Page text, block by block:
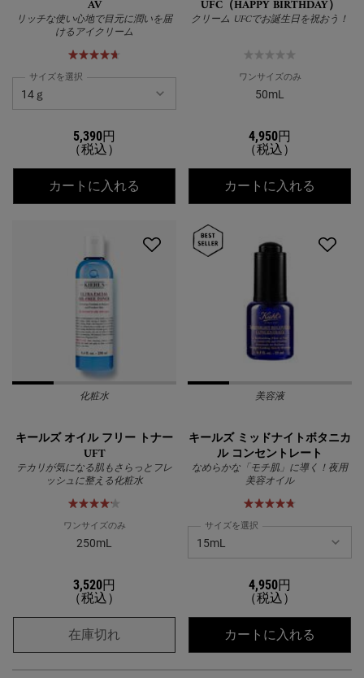
AV
リッチな使い心地で目元に潤いを届
けるアイクリーム
サイズを選択
5,390円
（税込）
カートに入れる キールズ アイ トリートメント AV
UFC（HAPPY BIRTHDAY）
クリーム UFCでお誕生日を祝おう！
ワンサイズのみ
50mL
4,950円
（税込）
カートに入れる
化粧水
キールズ オイル フリー トナー
UFT
テカリが気になる肌もさらっとフレ
ッシュに整える化粧水
ワンサイズのみ
250mL
3,520円
（税込）
在庫切れ キールズ オイル フリー トナー UFT
美容液
キールズ ミッドナイトボタニカ
ル コンセントレート
なめらかな「モチ肌」に導く！夜用
美容オイル
サイズを選択
4,950円
（税込）
カートに入れる